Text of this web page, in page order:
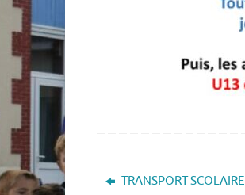
TRANSPORT SCOLAIRE